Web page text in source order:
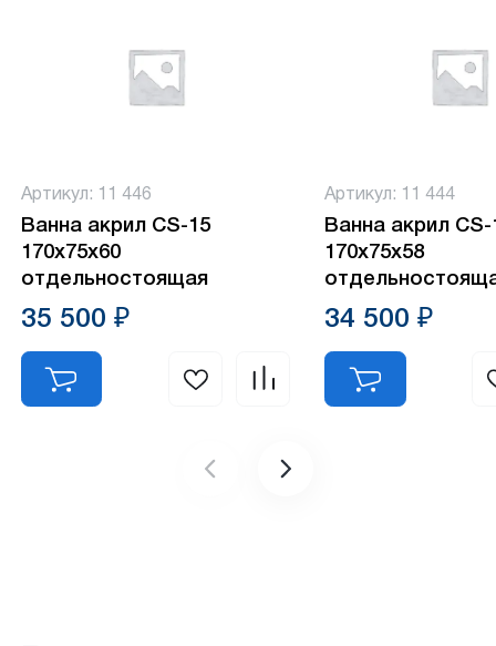
Артикул: 11 446
Ванна акрил CS-15
170х75х60
отдельностоящая
35 500 ₽
Артикул: 11 444
Ванна акрил CS-
170х75х58
34 500 ₽